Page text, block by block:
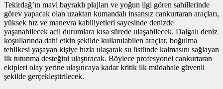
Tekirdağ’ın mavi bayraklı plajları ve yoğun ilgi gören sahillerinde
görev yapacak olan uzaktan kumandalı insansız cankurtaran araçları,
yüksek hız ve manevra kabiliyetleri sayesinde denizde
yaşanabilecek acil durumlara kısa sürede ulaşabilecek. Dalgalı deniz
koşullarında dahi etkin şekilde kullanılabilen araçlar, boğulma
tehlikesi yaşayan kişiye hızla ulaşarak su üstünde kalmasını sağlayan
ilk tutunma desteğini ulaştıracak. Böylece profesyonel cankurtaran
ekipleri olay yerine ulaşıncaya kadar kritik ilk müdahale güvenli
şekilde gerçekleştirilecek.